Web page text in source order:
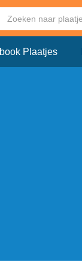
Plaatjes